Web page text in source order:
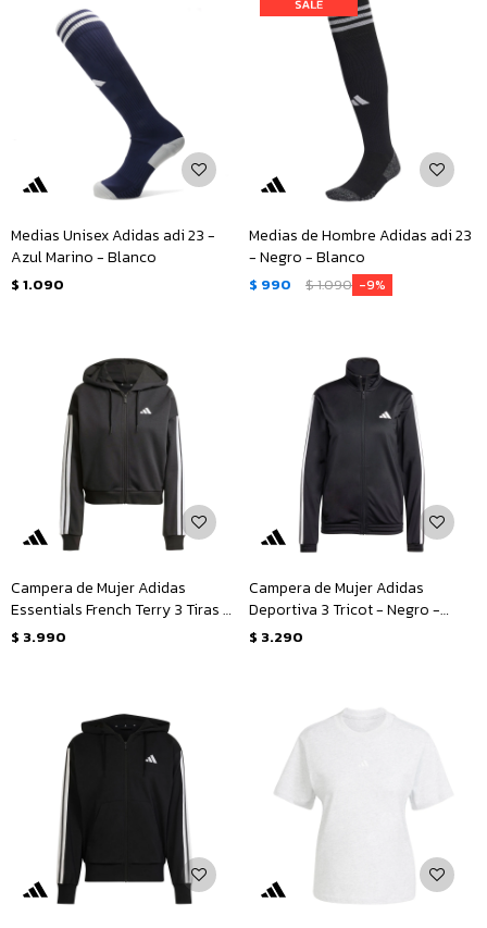
Medias Unisex Adidas adi 23 -
Azul Marino - Blanco
$ 1.090
Medias de Hombre Adidas adi 23
- Negro - Blanco
$ 990 $1.090 9
Campera de Mujer Adidas
Essentials French Terry 3 Tiras -
Negro - Blanco
$ 3.990
Campera de Mujer Adidas
Deportiva 3 Tricot - Negro -
Blanco
$ 3.290